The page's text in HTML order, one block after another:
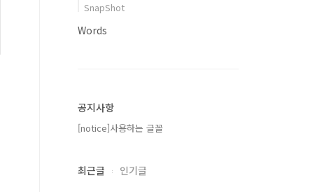
SnapShot
Words
공지사항
[notice]사용하는 글꼴
최근글 인기글